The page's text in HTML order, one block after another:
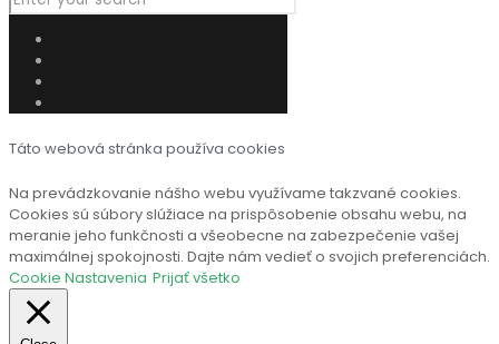
Táto webová stránka používa cookies
Na prevádzkovanie nášho webu využívame takzvané cookies.
Cookies sú súbory slúžiace na prispôsobenie obsahu webu, na
meranie jeho funkčnosti a všeobecne na zabezpečenie vašej
maximálnej spokojnosti. Dajte nám vedieť o svojich preferenciách.
Cookie Nastavenia Prijať všetko